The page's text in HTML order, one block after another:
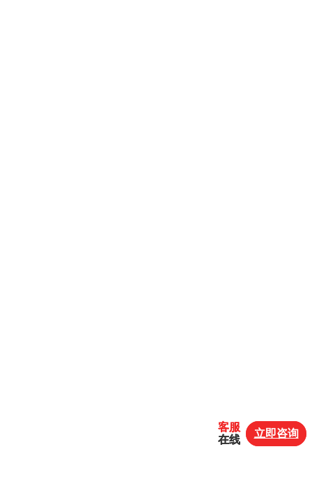
客服
在线
立即咨询
客服
在线
立即咨询